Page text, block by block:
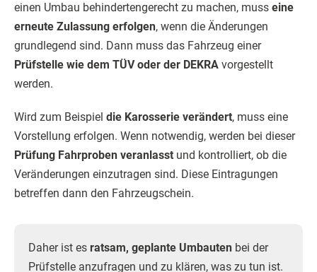
einen Umbau behindertengerecht zu machen, muss eine
erneute Zulassung erfolgen, wenn die Änderungen
grundlegend sind. Dann muss das Fahrzeug einer
Prüfstelle wie dem TÜV oder der DEKRA vorgestellt
werden.
Wird zum Beispiel die Karosserie verändert, muss eine
Vorstellung erfolgen. Wenn notwendig, werden bei dieser
Prüfung Fahrproben veranlasst und kontrolliert, ob die
Veränderungen einzutragen sind. Diese Eintragungen
betreffen dann den Fahrzeugschein.
Daher ist es ratsam, geplante Umbauten bei der
Prüfstelle anzufragen und zu klären, was zu tun ist.